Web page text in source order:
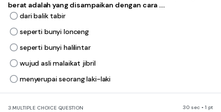
berat adalah yang disampaikan dengan cara ....
dari balik tabir
seperti bunyi lonceng
seperti bunyi halilintar
wujud asli malaikat jibril
menyerupai seorang laki-laki
3.MULTIPLE CHOICE QUESTION 30 sec • 1 pt